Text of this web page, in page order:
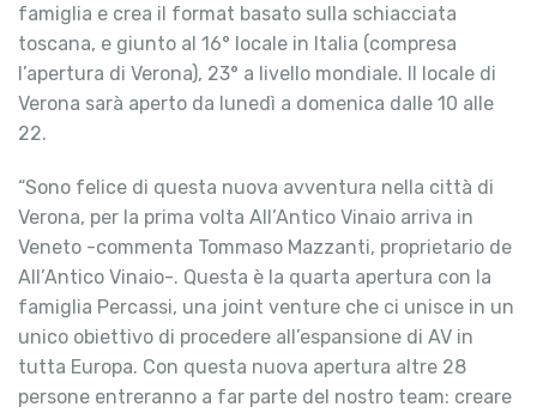
famiglia e crea il format basato sulla schiacciata
toscana, e giunto al 16° locale in Italia (compresa
l’apertura di Verona), 23° a livello mondiale. Il locale di
Verona sarà aperto da lunedì a domenica dalle 10 alle
22.
“Sono felice di questa nuova avventura nella città di
Verona, per la prima volta All’Antico Vinaio arriva in
Veneto -commenta Tommaso Mazzanti, proprietario de
All’Antico Vinaio-. Questa è la quarta apertura con la
famiglia Percassi, una joint venture che ci unisce in un
unico obiettivo di procedere all’espansione di AV in
tutta Europa. Con questa nuova apertura altre 28
persone entreranno a far parte del nostro team: creare